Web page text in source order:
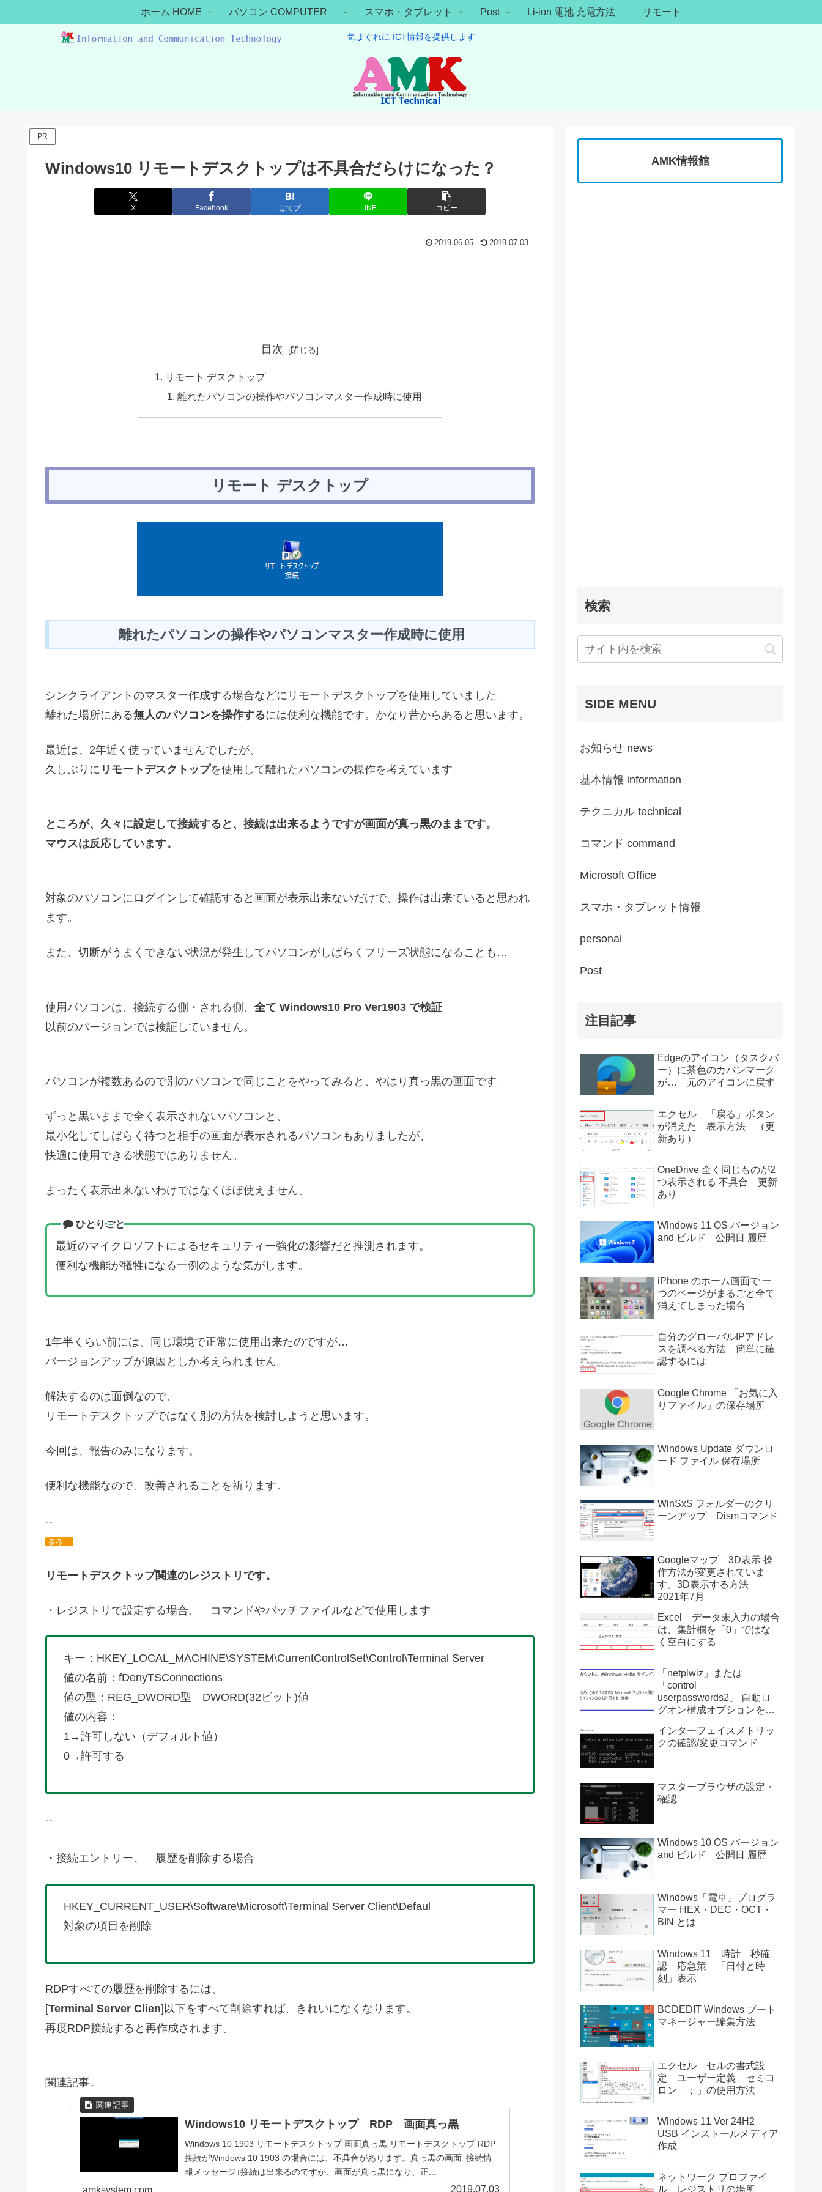
気まぐれに ICT情報を提供します
ホーム HOME パソコン COMPUTER スマホ・タブレット Post Li-ion 電池 充電方法 リモート
PR
Windows10 リモートデスクトップは不具合だらけになった？
X Facebook はてブ LINE コピー
2019.06.05 2019.07.03
目次
リモート デスクトップ
離れたパソコンの操作やパソコンマスター作成時に使用
リモート デスクトップ
離れたパソコンの操作やパソコンマスター作成時に使用
シンクライアントのマスター作成する場合などにリモートデスクトップを使用していました。
離れた場所にある無人のパソコンを操作するには便利な機能です。かなり昔からあると思います。
最近は、2年近く使っていませんでしたが、
久しぶりに リモートデスクトップを使用して離れたパソコンの操作を考えています。
ところが、久々に設定して接続すると、接続は出来るようですが画面が真っ黒のままです。
マウスは反応しています。
対象のパソコンにログインして確認すると画面が表示出来ないだけで、操作は出来ていると思われ
ます。
また、切断がうまくできない状況が発生してパソコンがしばらくフリーズ状態になることも…
使用パソコンは、接続する側・される側、 全て Windows10 Pro Ver1903 で検証
以前のバージョンでは検証していません。
パソコンが複数あるので別のパソコンで同じことをやってみると、やはり真っ黒の画面です。
ずっと黒いままで全く表示されないパソコンと、
最小化してしばらく待つと相手の画面が表示されるパソコンもありましたが、
快適に使用できる状態ではありません。
まったく表示出来ないわけではなくほぼ使えません。
ひとりごと
最近のマイクロソフトによるセキュリティー強化の影響だと推測されます。
便利な機能が犠牲になる一例のような気がします。
1年半くらい前には、同じ環境で正常に使用出来たのですが…
バージョンアップが原因としか考えられません。
解決するのは面倒なので、
リモートデスクトップではなく別の方法を検討しようと思います。
今回は、報告のみになります。
便利な機能なので、改善されることを祈ります。
--
参考：
リモートデスクトップ関連のレジストリです。
・レジストリで設定する場合、 コマンドやバッチファイルなどで使用します。
キー：HKEY_LOCAL_MACHINE\SYSTEM\CurrentControlSet\Control\Terminal Server
値の名前：fDenyTSConnections
値の型：REG_DWORD型 DWORD(32ビット)値
値の内容：
1→許可しない（デフォルト値）
0→許可する
--
・接続エントリー、 履歴を削除する場合
HKEY_CURRENT_USER\Software\Microsoft\Terminal Server Client\Defaul
対象の項目を削除
RDPすべての履歴を削除するには、
[Terminal Server Clien]以下をすべて削除すれば、きれいになくなります。
再度RDP接続すると再作成されます。
関連記事↓
Windows10 リモートデスクトップ RDP 画面真っ黒
Windows 10 1903 リモートデスクトップ 画面真っ黒 リモートデスクトップ RDP
接続がWindows 10 1903 の場合には、不具合があります。真っ黒の画面↓接続情
報メッセージ↓接続は出来るのですが、画面が真っ黒になり、正...
2019.07.03
AMK情報館
検索
SIDE MENU
お知らせ news
基本情報 information
テクニカル technical
コマンド command
Microsoft Office
スマホ・タブレット情報
personal
Post
注目記事
Edgeのアイコン（タスクバ
ー）に茶色のカバンマーク
が… 元のアイコンに戻す
エクセル 「戻る」ボタン
が消えた 表示方法 （更
新あり）
OneDrive 全く同じものが2
つ表示される 不具合 更新
あり
Windows 11 OS バージョン
and ビルド 公開日 履歴
iPhone のホーム画面で 一
つのページがまるごと全て
消えてしまった場合
自分のグローバルIPアドレ
スを調べる方法 簡単に確
認するには
Google Chrome 「お気に入
りファイル」の保存場所
Windows Update ダウンロ
ード ファイル 保存場所
WinSxS フォルダーのクリ
ーンアップ Dismコマンド
Googleマップ 3D表示 操
作方法が変更されていま
す。3D表示する方法
2021年7月
Excel データ未入力の場合
は、集計欄を「0」ではな
く空白にする
「netplwiz」または
「control
userpasswords2」 自動ロ
グオン構成オプションを復
インターフェイスメトリッ
クの確認/変更コマンド
マスターブラウザの設定・
確認
Windows 10 OS バージョン
and ビルド 公開日 履歴
Windows「電卓」プログラ
マー HEX・DEC・OCT・
BIN とは
Windows 11 時計 秒確
認 応急策 「日付と時
刻」表示
BCDEDIT Windows ブート
マネージャー編集方法
エクセル セルの書式設
定 ユーザー定義 セミコ
ロン「；」の使用方法
Windows 11 Ver 24H2
USB インストールメディア
作成
ネットワーク プロファイ
ル レジストリの場所